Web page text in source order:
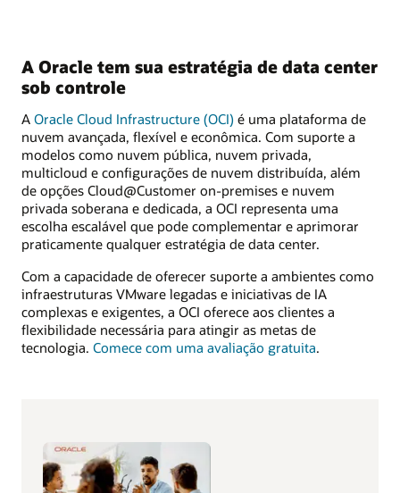
A Oracle tem sua estratégia de data center
sob controle
A Oracle Cloud Infrastructure (OCI) é uma plataforma de
nuvem avançada, flexível e econômica. Com suporte a
modelos como nuvem pública, nuvem privada,
multicloud e configurações de nuvem distribuída, além
de opções Cloud@Customer on-premises e nuvem
privada soberana e dedicada, a OCI representa uma
escolha escalável que pode complementar e aprimorar
praticamente qualquer estratégia de data center.
Com a capacidade de oferecer suporte a ambientes como
infraestruturas VMware legadas e iniciativas de IA
complexas e exigentes, a OCI oferece aos clientes a
flexibilidade necessária para atingir as metas de
tecnologia. Comece com uma avaliação gratuita.